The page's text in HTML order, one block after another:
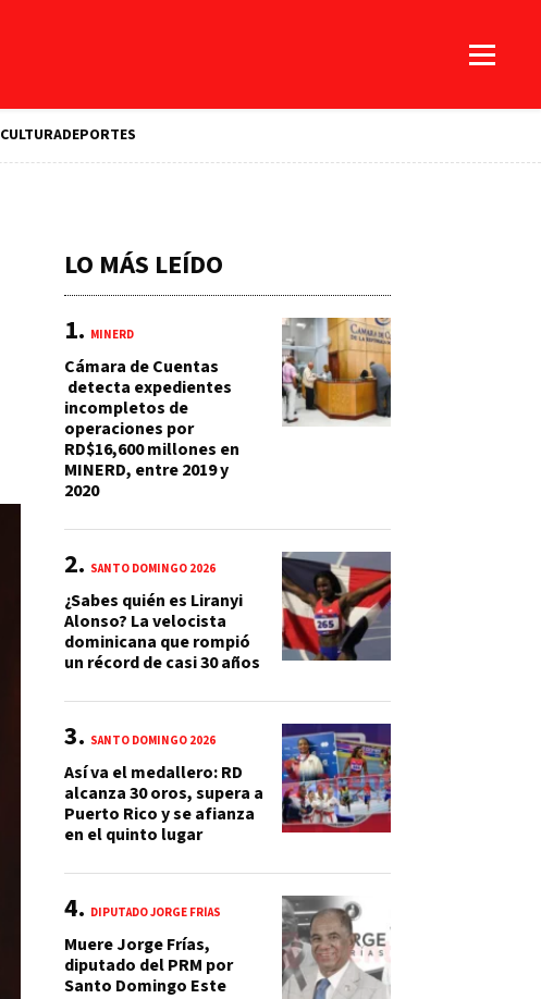
CULTURADEPORTES
LO MÁS LEÍDO
MINERD
Cámara de Cuentas
detecta expedientes
incompletos de
operaciones por
RD$16,600 millones en
MINERD, entre 2019 y
2020
SANTO DOMINGO 2026
¿Sabes quién es Liranyi
Alonso? La velocista
dominicana que rompió
un récord de casi 30 años
SANTO DOMINGO 2026
Así va el medallero: RD
alcanza 30 oros, supera a
Puerto Rico y se afianza
en el quinto lugar
DIPUTADO JORGE FRÍAS
Muere Jorge Frías,
diputado del PRM por
Santo Domingo Este